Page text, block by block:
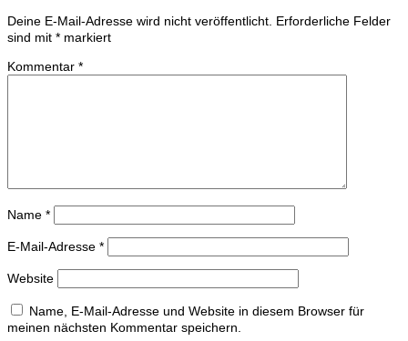
Deine E-Mail-Adresse wird nicht veröffentlicht. Erforderliche Felder
sind mit * markiert
Kommentar *
Name *
E-Mail-Adresse *
Website
Name, E-Mail-Adresse und Website in diesem Browser für
meinen nächsten Kommentar speichern.